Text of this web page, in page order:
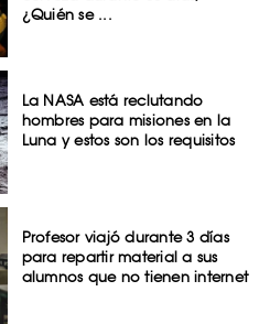
¿Quién se ...
La NASA está reclutando
hombres para misiones en la
Luna y estos son los requisitos
Profesor viajó durante 3 días
para repartir material a sus
alumnos que no tienen internet